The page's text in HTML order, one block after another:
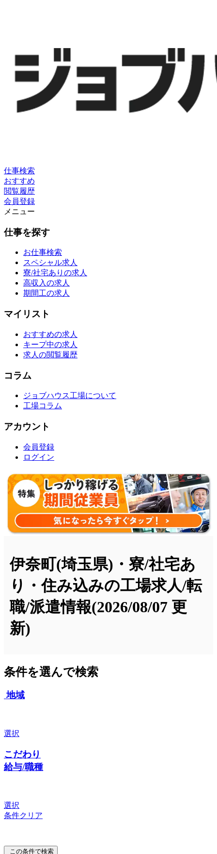
仕事検索
おすすめ
閲覧履歴
会員登録
メニュー
仕事を探す
お仕事検索
スペシャル求人
寮/社宅ありの求人
高収入の求人
期間工の求人
マイリスト
おすすめの求人
キープ中の求人
求人の閲覧履歴
コラム
ジョブハウス工場について
工場コラム
アカウント
会員登録
ログイン
伊奈町(埼玉県)・寮/社宅あ
り・住み込みの工場求人/転
職/派遣情報(2026/08/07 更
新)
条件を選んで検索
地域
選択
こだわり
給与/職種
選択
条件クリア
この条件で検索